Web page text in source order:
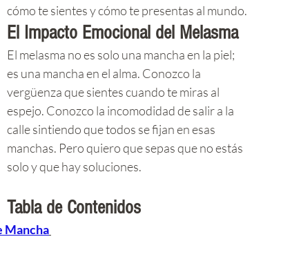
cómo te sientes y cómo te presentas al mundo.
El Impacto Emocional del Melasma
El melasma no es solo una mancha en la piel;
es una mancha en el alma. Conozco la
vergüenza que sientes cuando te miras al
espejo. Conozco la incomodidad de salir a la
calle sintiendo que todos se fijan en esas
manchas. Pero quiero que sepas que no estás
solo y que hay soluciones.
Tabla de Contenidos
Mancha